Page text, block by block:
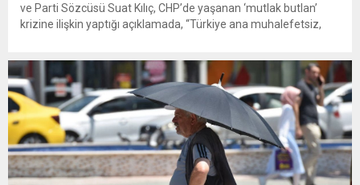
ve Parti Sözcüsü Suat Kılıç, CHP’de yaşanan ‘mutlak butlan’
krizine ilişkin yaptığı açıklamada, “Türkiye ana muhalefetsiz,
olun. Türkiye’yi...